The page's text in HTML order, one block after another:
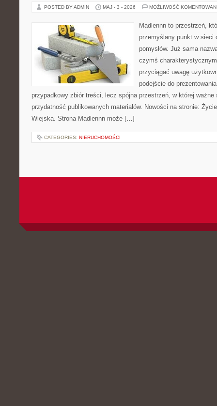
POSTED BY ADMIN MAJ - 3 - 2026 MOŻLIWOŚĆ
Madlennn to przestrzeń,
przemyślany punkt w sieci
pomysłów. Już sama
czymś
przyciągać uwagę
podejście do
przypadkowy zbiór treści, lecz spójna przestrzeń, w której
przydatność publikowanych materiałów. Nowości na stronie:
Wiejska. Strona Madlennn może […]
CATEGORIES: NIERUCHOMOŚCI